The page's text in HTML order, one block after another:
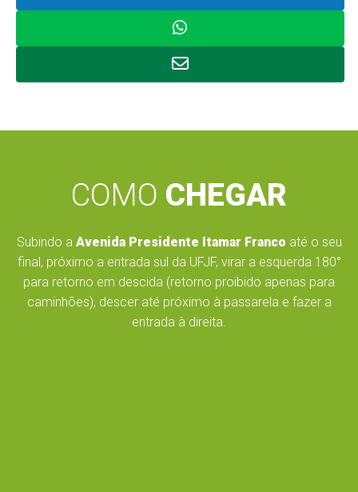
COMO CHEGAR
Subindo a Avenida Presidente Itamar Franco até o seu
final, próximo a entrada sul da UFJF, virar a esquerda 180°
para retorno em descida (retorno proibido apenas para
caminhões), descer até próximo à passarela e fazer a
entrada à direita.